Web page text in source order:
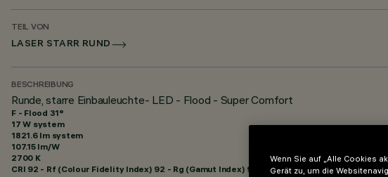
TEIL VON
LASER STARR RUND
BESCHREIBUNG
Runde, starre Einbauleuchte- LED - Flood - Super Comfort
F - Flood 31°
17 W system
1821.6 lm system
107.15 lm/W
2700 K
CRI 92 - Rf (Colour Fidelity Index) 92 - Rg (Gamut Index) 99
Wenn Sie auf „Alle Cookies
Gerät zu, um die